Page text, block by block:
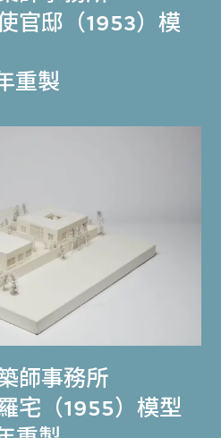
官邸（1953）模
重製
師事務所
宅（1955）模型